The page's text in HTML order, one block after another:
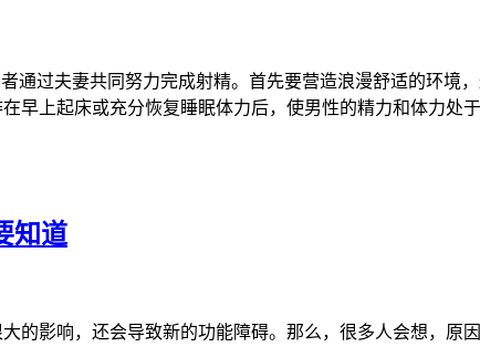
过夫妻共同努力完成射精。首先要营造浪漫舒适的环境
早上起床或充分恢复睡眠体力后，使男性的精力和体力处
知道
的影响，还会导致新的功能障碍。那么，很多人会想，原